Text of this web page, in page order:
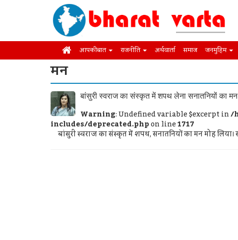
आपकी बात राजनीति अर्थवार्ता समाज जनमुहिम
मन
बांसुरी स्वराज का संस्कृत में शपथ लेना सनातनियों का मन
Warning: Undefined variable $excerpt in/
includes/deprecated.phpon line1717
बांसुरी स्वराज का संस्कृत में शपथ, सनातनियों का मन मोह